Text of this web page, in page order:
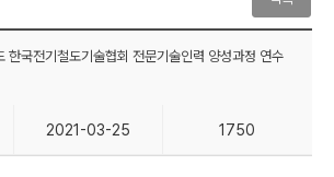
국전기철도기술협회 전문기술인력 양성과정 연수
2021-03-25 1750